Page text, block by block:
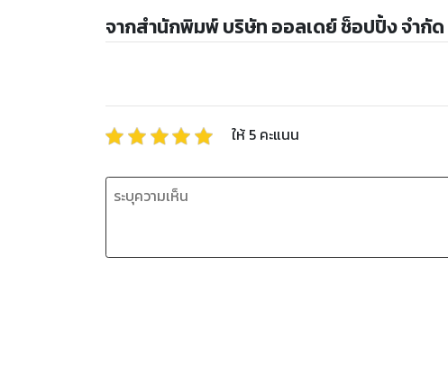
จากสำนักพิมพ์ บริษัท ออลเดย์ ช็อปปิ้ง จำกัด
ให้ 5 คะแนน